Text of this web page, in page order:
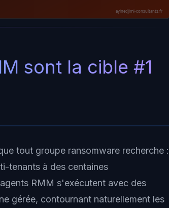
ayinedjimi-consultants.fr
sont la cible #1
tout groupe ransomware recherche :
tenants à des centaines
RMM s'exécutent avec des
gérée, contournant naturellement les